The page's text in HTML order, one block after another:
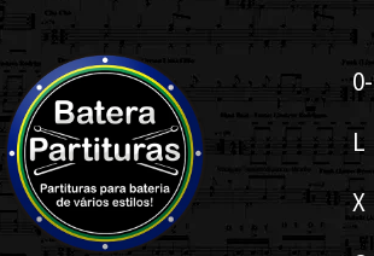
Pular
para
navegação
Pular
para
o
conteúdo
L
X